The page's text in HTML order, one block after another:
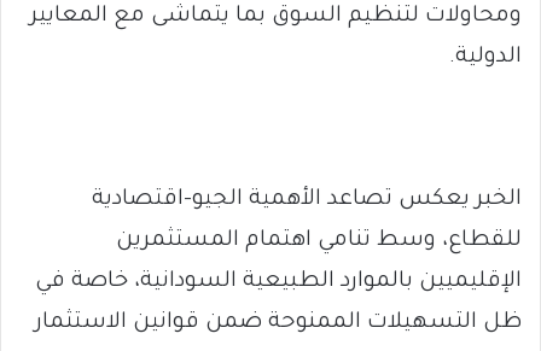
ومحاولات لتنظيم السوق بما يتماشى مع المعايير
الدولية.
الخبر يعكس تصاعد الأهمية الجيو-اقتصادية
للقطاع، وسط تنامي اهتمام المستثمرين
الإقليميين بالموارد الطبيعية السودانية، خاصة في
ظل التسهيلات الممنوحة ضمن قوانين الاستثمار